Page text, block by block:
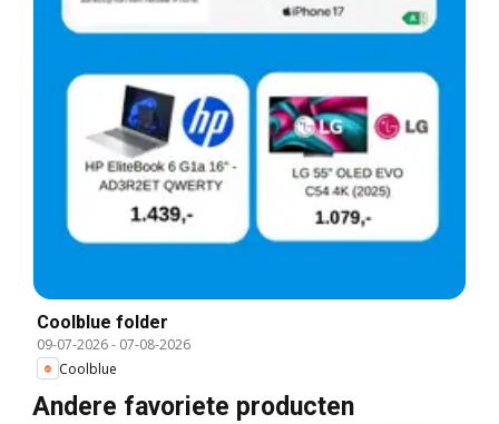
Coolblue folder
09-07-2026- 07-08-2026
Coolblue
Andere favoriete producten